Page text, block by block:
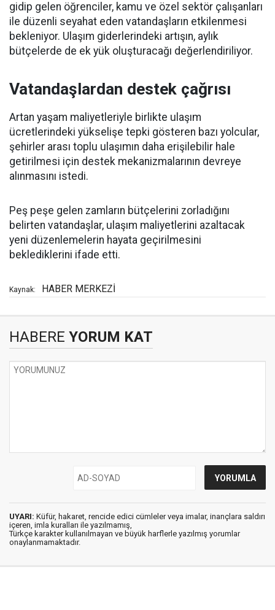
gidip gelen öğrenciler, kamu ve özel sektör çalışanları
ile düzenli seyahat eden vatandaşların etkilenmesi
bekleniyor. Ulaşım giderlerindeki artışın, aylık
bütçelerde de ek yük oluşturacağı değerlendiriliyor.
Vatandaşlardan destek çağrısı
Artan yaşam maliyetleriyle birlikte ulaşım
ücretlerindeki yükselişe tepki gösteren bazı yolcular,
şehirler arası toplu ulaşımın daha erişilebilir hale
getirilmesi için destek mekanizmalarının devreye
alınmasını istedi.
Peş peşe gelen zamların bütçelerini zorladığını
belirten vatandaşlar, ulaşım maliyetlerini azaltacak
yeni düzenlemelerin hayata geçirilmesini
beklediklerini ifade etti.
Kaynak: HABER MERKEZİ
HABERE YORUM KAT
UYARI: Küfür, hakaret, rencide edici cümleler veya imalar, inançlara saldırı
içeren, imla kuralları ile yazılmamış,
Türkçe karakter kullanılmayan ve büyük harflerle yazılmış yorumlar
onaylanmamaktadır.